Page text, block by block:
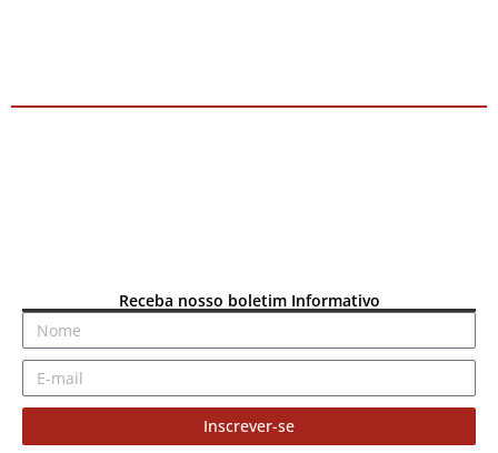
Receba nosso boletim Informativo
Inscrever-se